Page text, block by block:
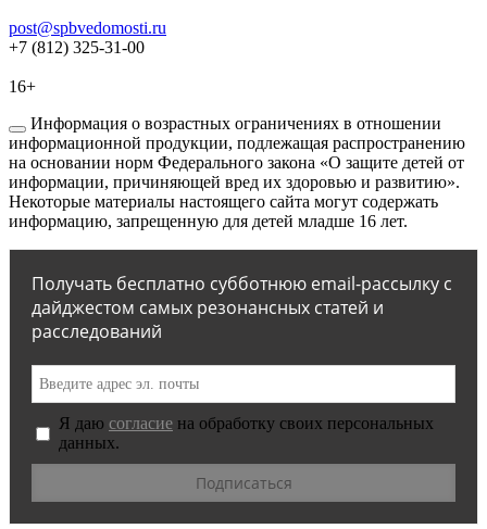
post@spbvedomosti.ru
+7 (812) 325-31-00
16+
Информация о возрастных ограничениях в отношении
информационной продукции, подлежащая распространению
на основании норм Федерального закона «О защите детей от
информации, причиняющей вред их здоровью и развитию».
Некоторые материалы настоящего сайта могут содержать
информацию, запрещенную для детей младше 16 лет.
Получать бесплатно субботнюю email-рассылку с
дайджестом самых резонансных статей и
расследований
Я даю согласие на обработку своих персональных
данных.